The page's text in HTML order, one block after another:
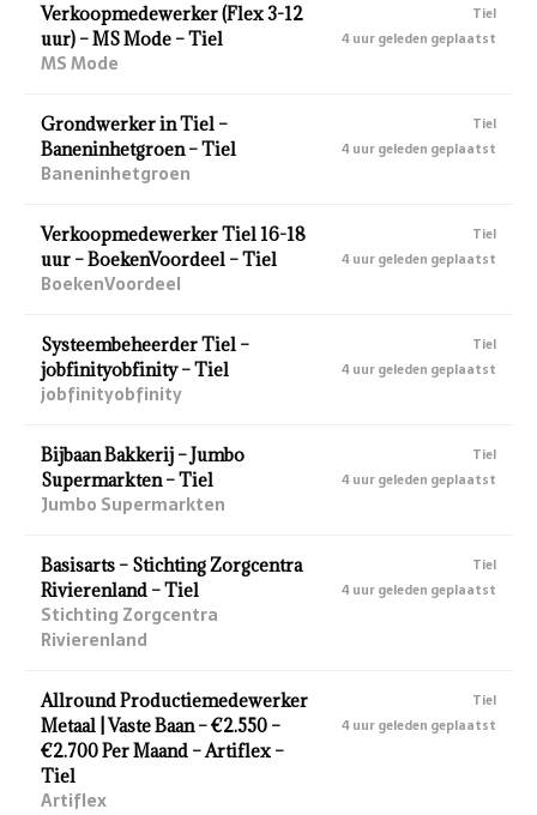
Verkoopmedewerker (Flex 3-12
uur) – MS Mode – Tiel
MS Mode
Tiel
4 uur geleden geplaatst
Grondwerker in Tiel –
Baneninhetgroen – Tiel
Baneninhetgroen
Tiel
4 uur geleden geplaatst
Verkoopmedewerker Tiel 16-18
uur – BoekenVoordeel – Tiel
BoekenVoordeel
Tiel
4 uur geleden geplaatst
Systeembeheerder Tiel –
jobfinityobfinity – Tiel
jobfinityobfinity
Tiel
4 uur geleden geplaatst
Bijbaan Bakkerij – Jumbo
Supermarkten – Tiel
Jumbo Supermarkten
Tiel
4 uur geleden geplaatst
Basisarts – Stichting Zorgcentra
Rivierenland – Tiel
Stichting Zorgcentra
Rivierenland
Tiel
4 uur geleden geplaatst
Allround Productiemedewerker
Metaal | Vaste Baan – €2.550 –
€2.700 Per Maand – Artiflex –
Tiel
Artiflex
Tiel
4 uur geleden geplaatst